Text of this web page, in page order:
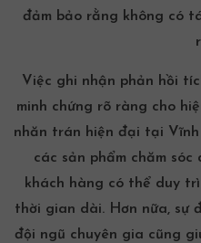
đảm bảo rằng không có
Việc ghi nhận phản hồi
minh chứng rõ ràng cho
nhăn trán hiện đại tại Vĩnh
các sản phẩm chăm sóc
khách hàng có thể duy
thời gian dài. Hơn nữa, sự
đội ngũ chuyên gia cũng